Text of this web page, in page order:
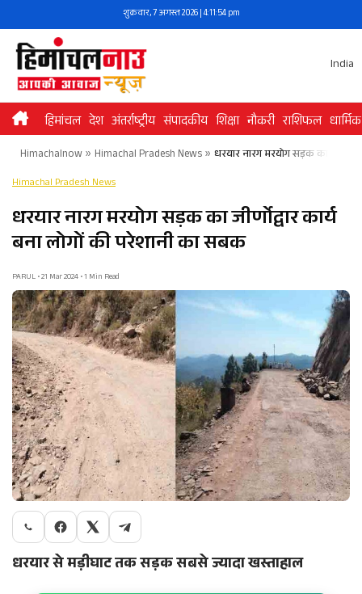
to
content
शुक्रवार, 7 अगस्त 2026 | 4:11:54 pm
India
हिमांचल देश अंतर्राष्ट्रीय संपादकीय शिक्षा नौकरी राशिफल धार्मिक
Himachalnow» Himachal Pradesh News» धरयार नारग मरयोग सड़क का
Himachal Pradesh News
धरयार नारग मरयोग सड़क का जीर्णोद्वार कार्य
बना लोगों की परेशानी का सबक
PARUL • 21 Mar 2024 • 1 Min Read
धरयार से मड़ीघाट तक सड़क सबसे ज्यादा खस्ताहाल